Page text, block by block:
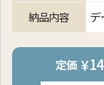
納品内容 デ